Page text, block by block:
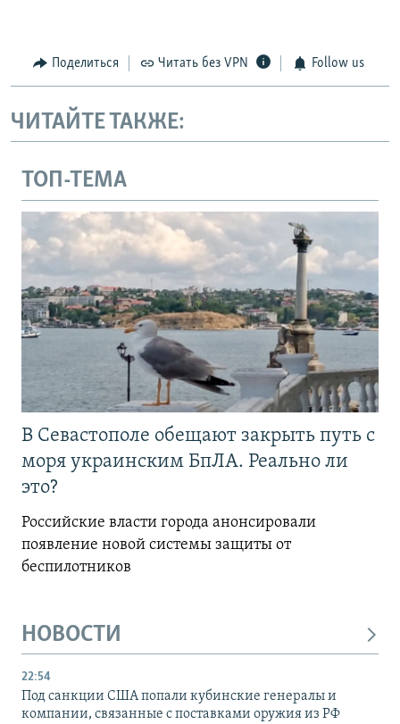
Поделиться Читать без VPN Follow us
ЧИТАЙТЕ ТАКЖЕ:
ТОП-ТЕМА
В Севастополе обещают закрыть путь с
моря украинским БпЛА. Реально ли
это?
Российские власти города анонсировали
появление новой системы защиты от
беспилотников
НОВОСТИ
22:54
Под санкции США попали кубинские генералы и
компании, связанные с поставками оружия из РФ